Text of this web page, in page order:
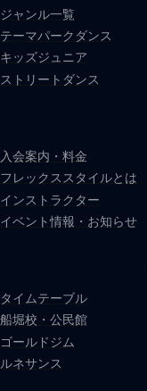
ジャンル一覧
テーマパークダンス
キッズジュニア
ストリートダンス
入会案内・料金
フレックススタイルとは
インストラクター
イベント情報・お知らせ
タイムテーブル
船堀校・公民館
ゴールドジム
ルネサンス